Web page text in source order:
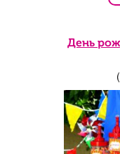
День